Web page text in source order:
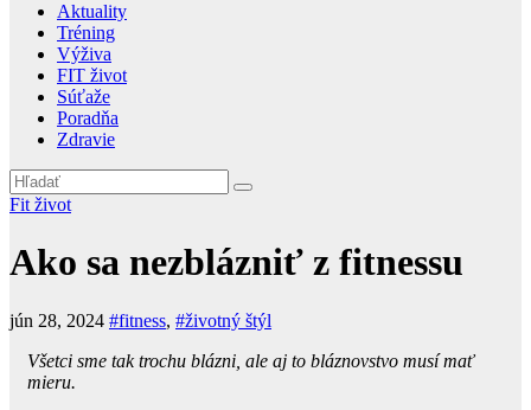
Aktuality
Tréning
Výživa
FIT život
Súťaže
Poradňa
Zdravie
Fit život
Ako sa nezblázniť z fitnessu
jún 28, 2024 #fitness, #životný štýl
Všetci sme tak trochu blázni, ale aj to bláznovstvo musí mať
mieru.